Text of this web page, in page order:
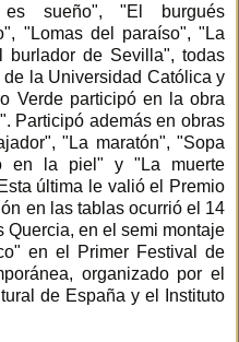
sueño", "El burgués
"Lomas del paraíso", "La
de Sevilla", todas
la Universidad Católica y
Verde participó en la obra
Participó además en obras
"La maratón", "Sopa
en la piel" y "La muerte
última le valió el Premio
en las tablas ocurrió el 14
Quercia, en el semi montaje
en el Primer Festival de
organizado por el
de España y el Instituto